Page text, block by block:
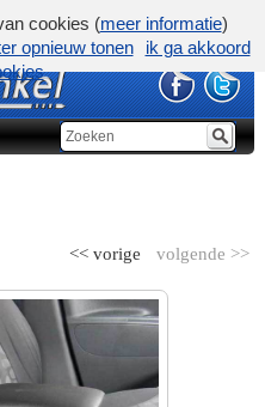
volgende >>
<< vorige
cookies (meer informatie)
opnieuw tonen
ik ga akkoord